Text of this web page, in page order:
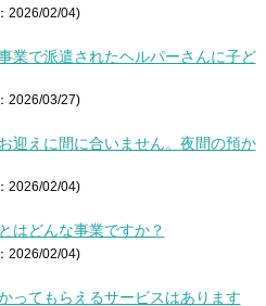
2026/02/04)
業で派遣されたヘルパーさんに子ど
2026/03/27)
迎えに間に合いません。夜間の預か
2026/02/04)
はどんな事業ですか？
2026/02/04)
ってもらえるサービスはあります